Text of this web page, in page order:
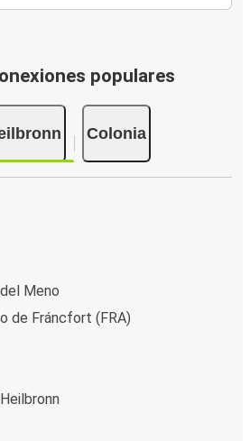
populares
Colonia
Meno
de Fráncfort (FRA)